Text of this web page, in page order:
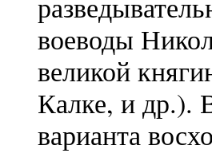
воеводы
великой
Калке, и др.).
варианта